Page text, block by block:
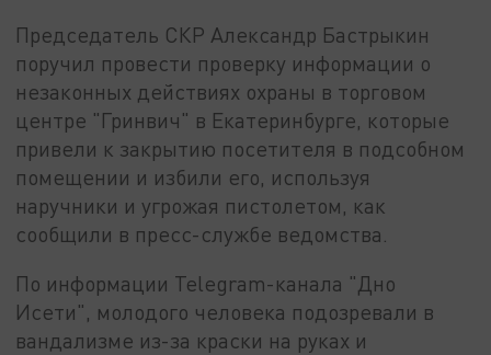
Председатель СКР Александр Бастрыкин
поручил провести проверку информации о
незаконных действиях охраны в торговом
центре "Гринвич" в Екатеринбурге, которые
привели к закрытию посетителя в подсобном
помещении и избили его, используя
наручники и угрожая пистолетом, как
сообщили в пресс-службе ведомства.
По информации Telegram-канала "Дно
Исети", молодого человека подозревали в
вандализме из-за краски на руках и